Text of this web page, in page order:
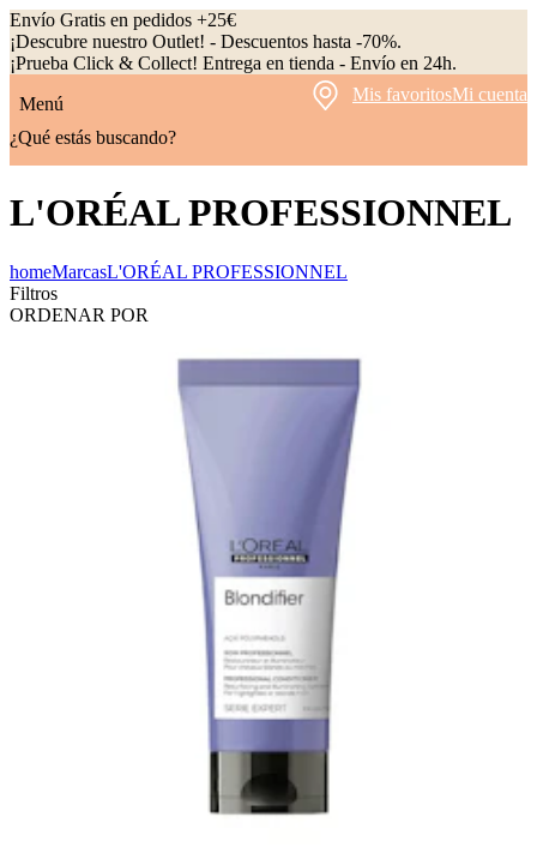
Envío Gratis en pedidos +25€
¡Descubre nuestro Outlet! - Descuentos hasta -70%.
¡Prueba Click & Collect! Entrega en tienda - Envío en 24h.
Menú
Mis favoritosMi cuenta
¿Qué estás buscando?
L'ORÉAL PROFESSIONNEL
homeMarcasL'ORÉAL PROFESSIONNEL
Filtros
ORDENAR POR